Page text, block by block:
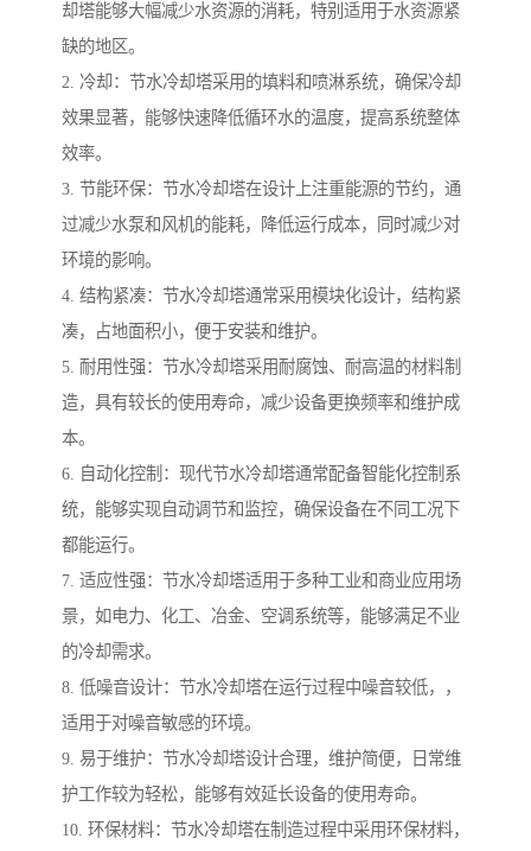
却塔能够大幅减少水资源的消耗，特别适用于水资源紧
缺的地区。
2. 冷却：节水冷却塔采用的填料和喷淋系统，确保冷却
效果显著，能够快速降低循环水的温度，提高系统整体
效率。
3. 节能环保：节水冷却塔在设计上注重能源的节约，通
过减少水泵和风机的能耗，降低运行成本，同时减少对
环境的影响。
4. 结构紧凑：节水冷却塔通常采用模块化设计，结构紧
凑，占地面积小，便于安装和维护。
5. 耐用性强：节水冷却塔采用耐腐蚀、耐高温的材料制
造，具有较长的使用寿命，减少设备更换频率和维护成
本。
6. 自动化控制：现代节水冷却塔通常配备智能化控制系
统，能够实现自动调节和监控，确保设备在不同工况下
都能运行。
7. 适应性强：节水冷却塔适用于多种工业和商业应用场
景，如电力、化工、冶金、空调系统等，能够满足不业
的冷却需求。
8. 低噪音设计：节水冷却塔在运行过程中噪音较低，，
适用于对噪音敏感的环境。
9. 易于维护：节水冷却塔设计合理，维护简便，日常维
护工作较为轻松，能够有效延长设备的使用寿命。
10. 环保材料：节水冷却塔在制造过程中采用环保材料，